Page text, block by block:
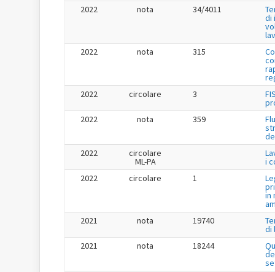
2022
nota 34/4011
di
2022
nota 315
2022
circolare 3
2022
nota 359
2022
circolare
ML-PA
i
2022
circolare 1
in
2021
nota 19740
di
2021
nota 18244